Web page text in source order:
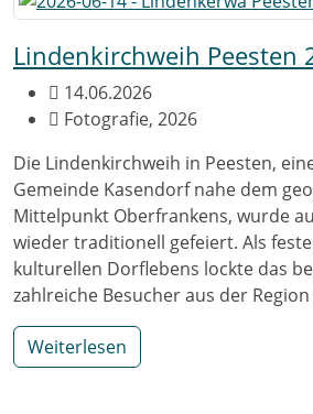
Lindenkirchweih Peesten
14.06.2026
Fotografie, 2026
Die Lindenkirchweih in Peesten,
Gemeinde Kasendorf nahe dem
Mittelpunkt Oberfrankens, wurde
wieder traditionell gefeiert. Als
kulturellen Dorflebens lockte das
zahlreiche Besucher aus der
Weiterlesen